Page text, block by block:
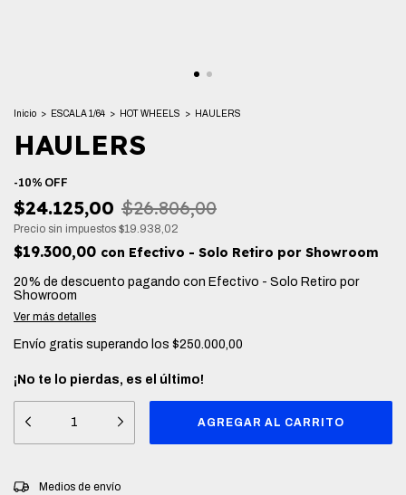
Inicio > ESCALA 1/64 > HOT WHEELS > HAULERS
HAULERS
-10% OFF
$24.125,00 $26.806,00
Precio sin impuestos $19.938,02
$19.300,00 con Efectivo - Solo Retiro por Showroom
20% de descuento pagando con Efectivo - Solo Retiro por
Showroom
Ver más detalles
Envío gratis superando los $250.000,00
¡No te lo pierdas, es el último!
Entregas para el CP:
Medios de envío